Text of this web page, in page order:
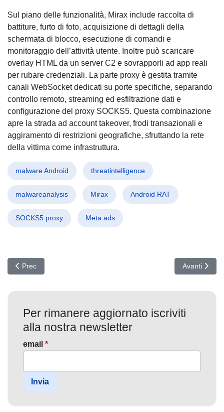
Sul piano delle funzionalità, Mirax include raccolta di
battiture, furto di foto, acquisizione di dettagli della
schermata di blocco, esecuzione di comandi e
monitoraggio dell’attività utente. Inoltre può scaricare
overlay HTML da un server C2 e sovrapporli ad app reali
per rubare credenziali. La parte proxy è gestita tramite
canali WebSocket dedicati su porte specifiche, separando
controllo remoto, streaming ed esfiltrazione dati e
configurazione del proxy SOCKS5. Questa combinazione
apre la strada ad account takeover, frodi transazionali e
aggiramento di restrizioni geografiche, sfruttando la rete
della vittima come infrastruttura.
malware Android threatintelligence
malwareanalysis Mirax Android RAT
SOCKS5 proxy Meta ads
Articolo precedente: PowMix sconvolge la Repubblica Ceca:
Prec Articolo
Avanti
Per rimanere aggiornato iscriviti
alla nostra newsletter
email *
Invia